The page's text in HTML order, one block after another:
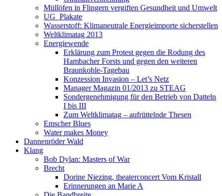
Müllöfen in Flingern vergiften Gesundheit und Umwelt
UG_Plakate
Wasserstoff: Klimaneutrale Energieimporte sicherstellen
Weltklimatag 2013
Energiewende
Erklärung zum Protest gegen die Rodung des
Hambacher Forsts und gegen den weiteren
Braunkohle-Tagebau
Konzession Invasion – Let’s Netz
Manager Magazin 01/2013 zu STEAG
Sondergenehmigung für den Betrieb von Datteln
I bis III
Zum Weltklimatag – aufrüttelnde Thesen
Emscher Blues
Water makes Money
Dannenröder Wald
Klang
Bob Dylan: Masters of War
Brecht
Dorine Niezing, theaterconcert Vom Kristall
Erinnerungen an Marie A